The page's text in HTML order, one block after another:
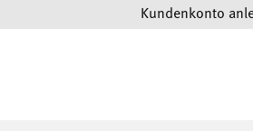
Kundenkonto